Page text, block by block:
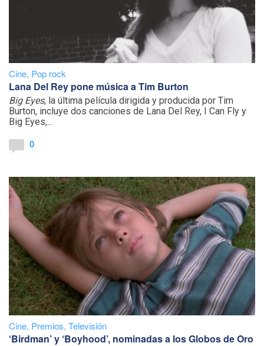
Cine, Pop rock
Lana Del Rey pone música a Tim Burton
Big Eyes, la última película dirigida y producida por Tim
Burton, incluye dos canciones de Lana Del Rey, I Can Fly y
Big Eyes,...
0
Cine, Premios, Televisión
‘Birdman’ y ‘Boyhood’, nominadas a los Globos de Oro